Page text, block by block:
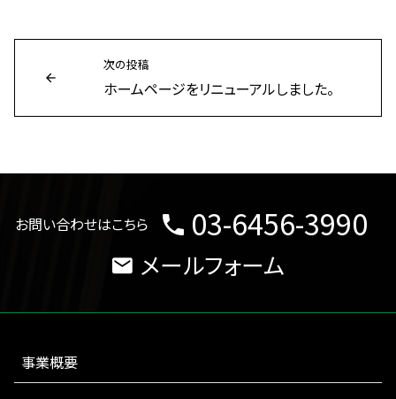
次の投稿
ホームページをリニューアルしました。
お問い合わせはこちら 03-6456-3990
メールフォーム
事業概要